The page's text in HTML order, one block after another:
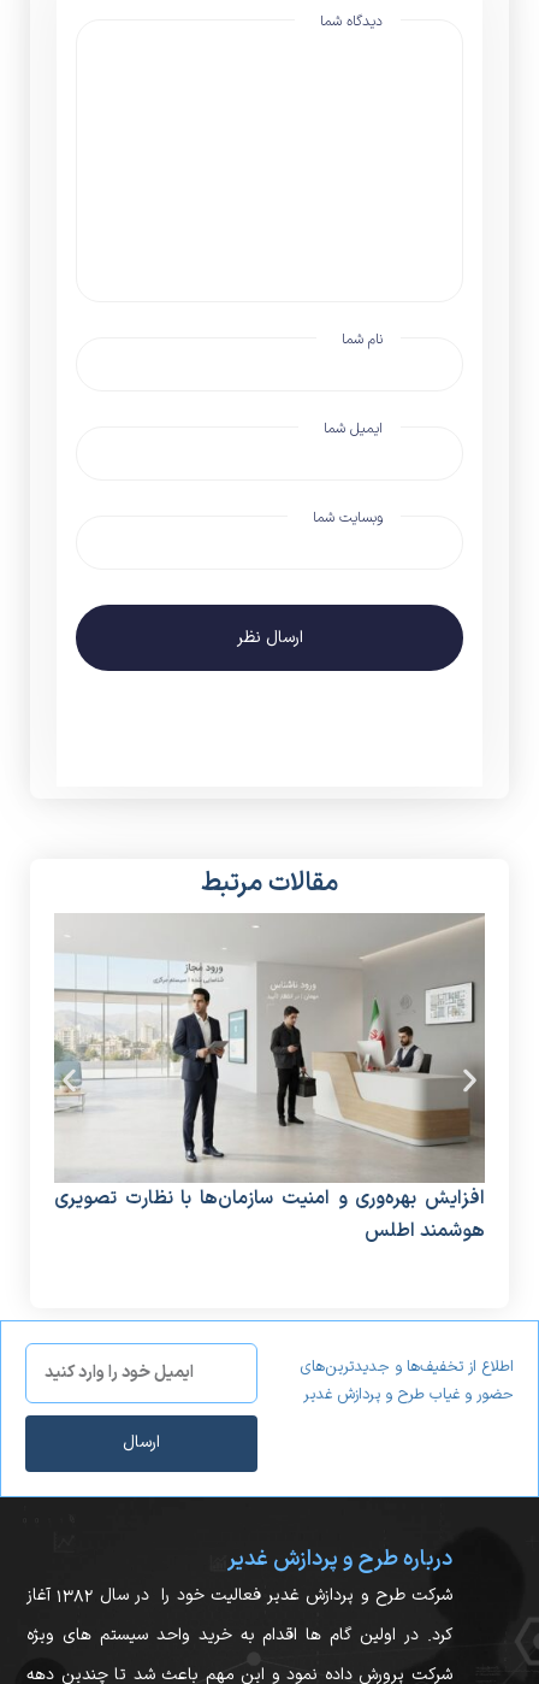
دیدگاه شما
نام شما
ایمیل شما
وبسایت شما
ارسال نظر
مقالات مرتبط
افزایش بهره‌وری و امنیت سازمان‌ها با نظارت تصویری
هوشمند اطلس
اطلاع از تخفیف‌ها و جدیدترین‌های
حضور و غیاب طرح و پردازش غدیر
ارسال
درباره طرح و پردازش غدیر
شرکت طرح و پردازش غدیر فعالیت خود را در سال ۱۳۸۲ آغاز
کرد. در اولین گام ها اقدام به خرید واحد سیستم های ویژه
شرکت پرورش داده نمود و این مهم باعث شد تا چندین دهه